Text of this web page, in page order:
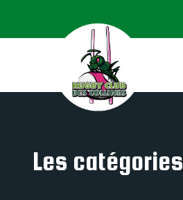
Les catégories